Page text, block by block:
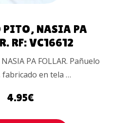
PITO, NASIA PA
RF: VC16612
PA FOLLAR. Pañuelo
fabricado en tela …
4.95€